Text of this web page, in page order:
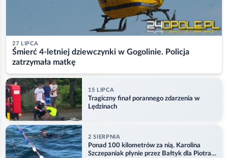
27 LIPCA
Śmierć 4-letniej dziewczynki w Gogolinie. Policja
zatrzymała matkę
15 LIPCA
Tragiczny finał porannego zdarzenia w
Lędzinach
2 SIERPNIA
Ponad 100 kilometrów za nią. Karolina
Szczepaniak płynie przez Bałtyk dla Piotra.